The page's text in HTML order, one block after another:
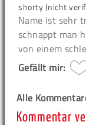
shorty (nicht
Name ist sehr
schnappt man
von einem
Gefällt mir:
Alle
Kommentar